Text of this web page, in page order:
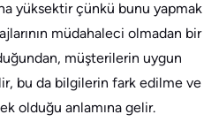
yüksektir çünkü bunu yapmak
müdahaleci olmadan bir
müşterilerin uygun
bu da bilgilerin fark edilme ve
olduğu anlamına gelir.